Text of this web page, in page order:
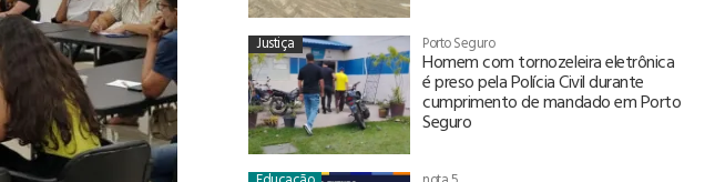
Justiça Porto Seguro
Homem com tornozeleira eletrônica
é preso pela Polícia Civil durante
cumprimento de mandado em Porto
Seguro